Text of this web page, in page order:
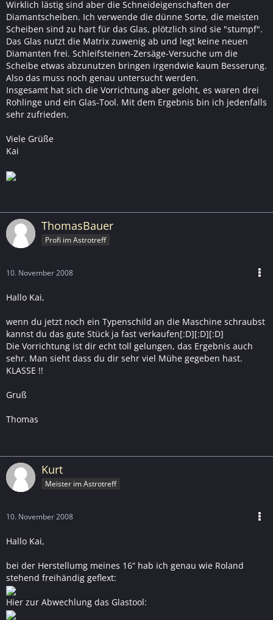
Wirklich lästig sind aber die Schneideigenschaften der
Diamantscheiben. Ich verwende die dünne Sorte, die meisten
Scheiben sind zu hart für das Glas, plötzlich sind sie "stumpf".
Das Glas nutzt die Matrix zuwenig ab und legt keine neuen
Diamanten frei. Schleifsteinen-Zersäge-Versuche um die
Scheibe etwas abzunutzen bringen irgendwie kaum Besserung.
Also das muss noch genau untersucht werden.
Insgesamt hat sich die Vorrichtung aber geloht, es waren drei
Rohlinge und ein Glas-Tool. Mit dem Ergebnis bin ich jedenfalls
sehr zufrieden.
Viele Grüße
Kai
ThomasBauer
Profi im Astrotreff
10. November 2008
Hallo Kai,
wenn du jetzt noch ein Typenschild an die Maschine schraubst
kannst du das gute Stück ja fast verkaufen[:D][:D][:D]
Die Vorrichtung ist dir echt toll gelungen, das Ergebnis auch
sehr. Man sieht dass du dir sehr viel Mühe gegeben hast.
KLASSE !!
Gruß
Thomas
Kurt
Meister im Astrotreff
10. November 2008
Hallo Kai,
bei der Herstellumg meines 16“ hab ich genau wie Roland
stehend freihändig geflext:
Hier zur Abwechlung das Glastool: